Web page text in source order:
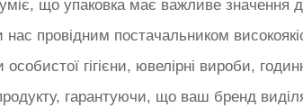
що упаковка має важливе значення
нас провідним постачальником
гігієни, ювелірні вироби,
гарантуючи, що ваш бренд